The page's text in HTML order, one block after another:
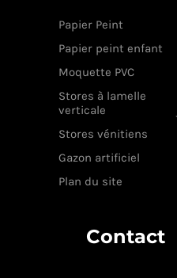
Papier Peint
Papier peint enfant
Moquette PVC
Stores à lamelle
verticale
Stores vénitiens
Gazon artificiel
Plan du site
Contact